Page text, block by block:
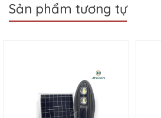
Sản phẩm tương tự